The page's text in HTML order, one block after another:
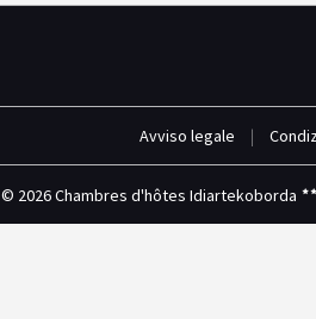
Avviso legale |
© 2026 Chambres d'hôtes Idiartekoborda